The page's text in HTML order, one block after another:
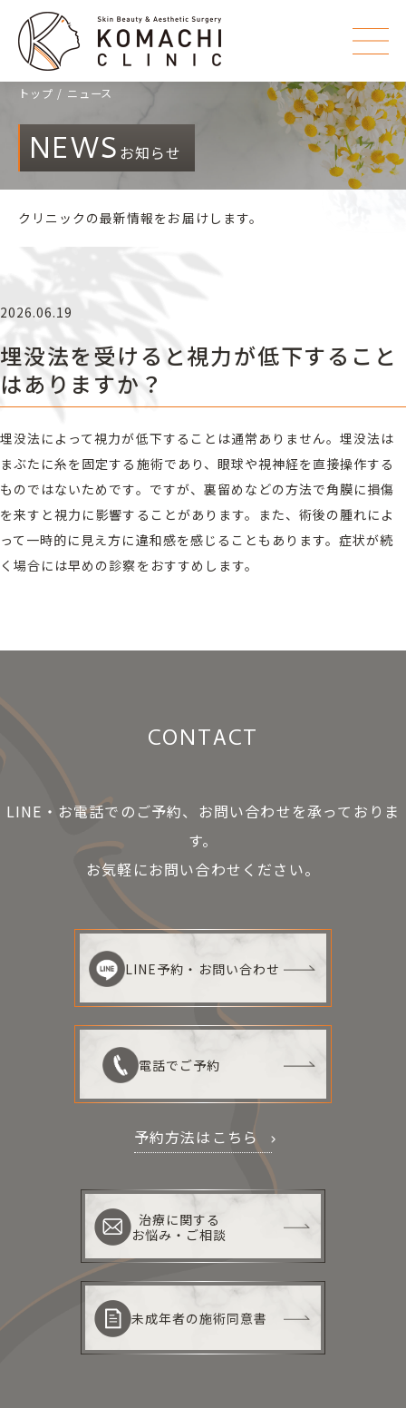
トップ ニュース
NEWS お知らせ
クリニックの最新情報をお届けします。
2026.06.19
埋没法を受けると視力が低下すること
はありますか？
埋没法によって視力が低下することは通常ありません。埋没法は
まぶたに糸を固定する施術であり、眼球や視神経を直接操作する
ものではないためです。ですが、裏留めなどの方法で角膜に損傷
を来すと視力に影響することがあります。また、術後の腫れによ
って一時的に見え方に違和感を感じることもあります。症状が続
く場合には早めの診察をおすすめします。
CONTACT
LINE・お電話でのご予約、お問い合わせを承っておりま
す。
お気軽にお問い合わせください。
LINE予約・お問い合わせ
電話でご予約
予約方法はこちら
治療に関する
お悩み・ご相談
未成年者の施術同意書